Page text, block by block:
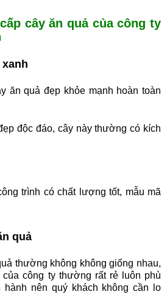
cây ăn quả của công ty
ăn quả đẹp khỏe mạnh hoàn toàn
độc đáo, cây này thường có kích
trình có chất lượng tốt, mẫu mã
quả
thường không không giống nhau,
công ty thường rất rẻ luôn phù
nên quý khách không cần lo